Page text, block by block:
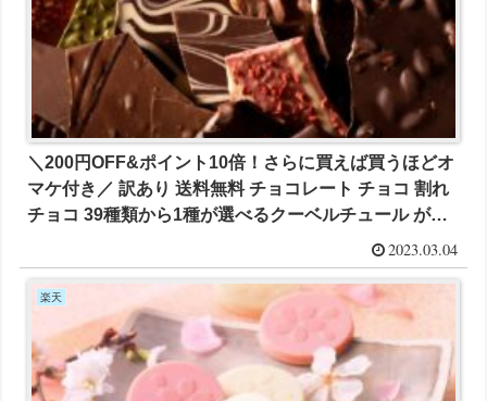
＼200円OFF&ポイント10倍！さらに買えば買うほどオ
マケ付き／ 訳あり 送料無料 チョコレート チョコ 割れ
チョコ 39種類から1種が選べるクーベルチュール が
2023.03.04
楽天